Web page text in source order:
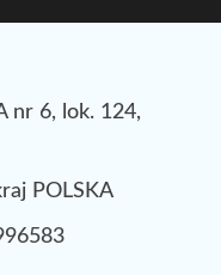
nr 6, lok. 124,
POLSKA